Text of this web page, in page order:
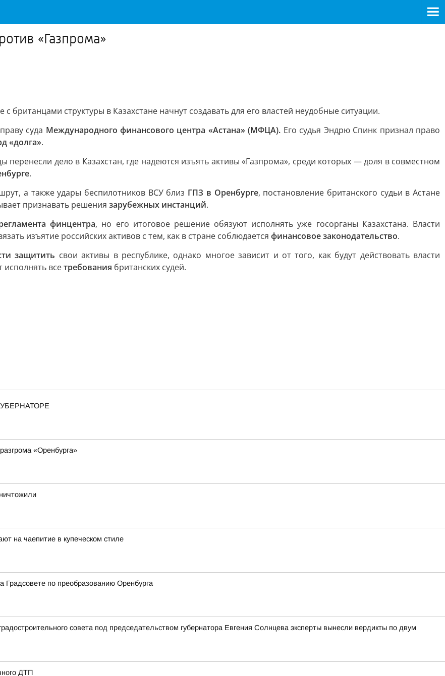
«Газпрома»
британцами структуры в Казахстане начнут создавать для его властей неудобные ситуации.
суда Международного финансового центра «Астана» (МФЦА). Его судья Эндрю Спинк признал право
«долга».
дело в Казахстан, где надеются изъять активы «Газпрома», среди которых — доля в совместном
.
а также удары беспилотников ВСУ близ ГПЗ в Оренбурге, постановление британского судьи в Астане
признавать решения зарубежных инстанций.
финцентра, но его итоговое решение обязуют исполнять уже госорганы Казахстана. Власти
изъятие российских активов с тем, как в стране соблюдается финансовое законодательство.
защитить свои активы в республике, однако многое зависит и от того, как будут действовать власти
исполнять всетребования британских судей.
«Оренбурга»
на чаепитие в купеческом стиле
Градсовете по преобразованию Оренбурга
совета под председательством губернатора Евгения Солнцева эксперты вынесли вердикты по двум
ДТП